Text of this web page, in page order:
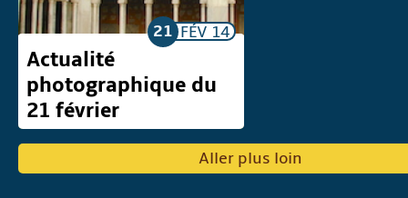
21 FÉV 14
Actualité
photographique du
21 février
Aller plus loin